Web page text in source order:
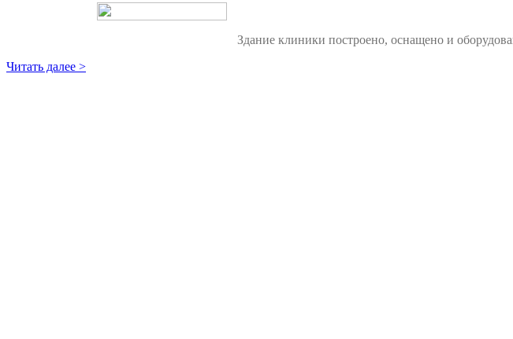
Здание клиники построено, оснащено и
Читать далее >